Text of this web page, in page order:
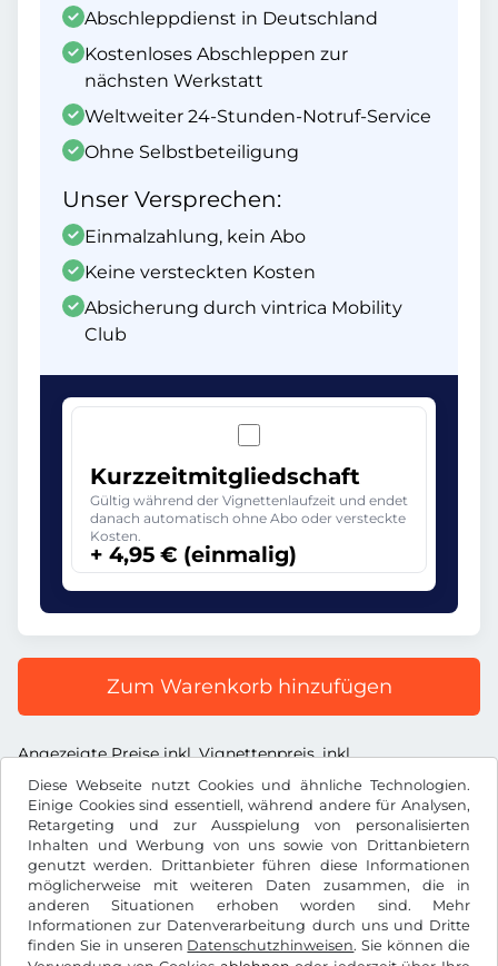
Diese Webseite nutzt Cookies und ähnliche Technologien.
Einige Cookies sind essentiell, während andere für Analysen,
Retargeting und zur Ausspielung von personalisierten
Inhalten und Werbung von uns sowie von Drittanbietern
genutzt werden. Drittanbieter führen diese Informationen
möglicherweise mit weiteren Daten zusammen, die in
anderen Situationen erhoben worden sind. Mehr
Informationen zur Datenverarbeitung durch uns und Dritte
finden Sie in unseren Datenschutzhinweisen. Sie können die
Abschleppdienst in Deutschland
Kostenloses Abschleppen zur
nächsten Werkstatt
Weltweiter 24-Stunden-Notruf-Service
Ohne Selbstbeteiligung
Unser Versprechen:
Einmalzahlung, kein Abo
Keine versteckten Kosten
Absicherung durch vintrica Mobility
Club
Kurzzeitmitgliedschaft
Gültig während der Vignettenlaufzeit und endet
danach automatisch ohne Abo oder versteckte
Kosten.
+ 4,95 € (einmalig)
Zum Warenkorb hinzufügen
Angezeigte Preise inkl. Vignettenpreis, inkl.
Dienstleistungsentgelt und inkl. der gesetzl. MwSt.
€EUR
Facebook Instagram